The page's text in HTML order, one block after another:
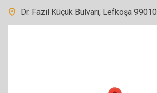
Dr. Fazıl Küçük Bulvarı, Lefkoşa 99010